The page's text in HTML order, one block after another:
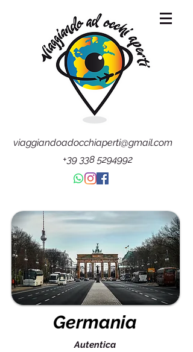
viaggiandoadocchiaperti@gmail.com
+39 338 5294992
Germania
Autentica